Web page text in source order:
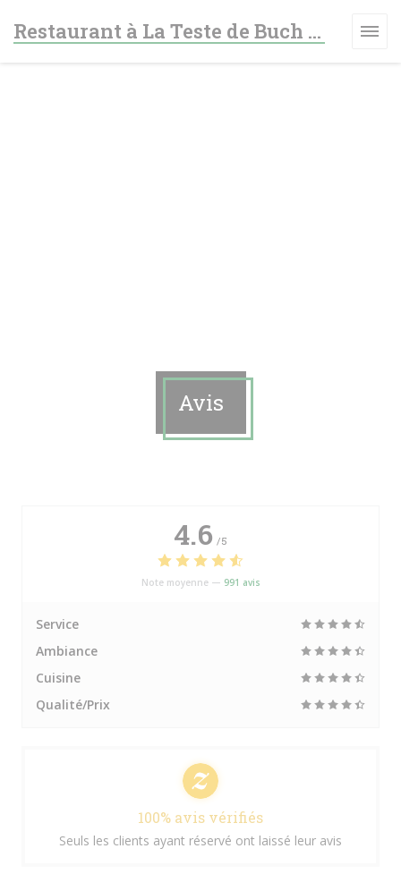
Restaurant à La Teste de Buch - Le fer à cheval
Avis
4.6 /5
Note moyenne — 991 avis
Service
Ambiance
Cuisine
Qualité/Prix
100% avis vérifiés
Seuls les clients ayant réservé ont laissé leur avis